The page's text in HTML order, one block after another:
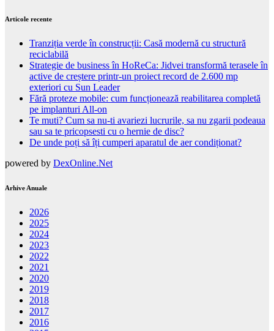
Articole recente
Tranziția verde în construcții: Casă modernă cu structură
reciclabilă
Strategie de business în HoReCa: Jidvei transformă terasele în
active de creștere printr-un proiect record de 2.600 mp
exteriori cu Sun Leader
Fără proteze mobile: cum funcționează reabilitarea completă
pe implanturi All-on
Te muti? Cum sa nu-ti avariezi lucrurile, sa nu zgarii podeaua
sau sa te pricopsesti cu o hernie de disc?
De unde poți să îți cumperi aparatul de aer condiționat?
powered by DexOnline.Net
Arhive Anuale
2026
2025
2024
2023
2022
2021
2020
2019
2018
2017
2016